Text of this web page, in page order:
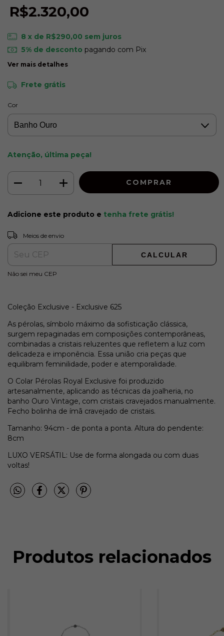
R$2.320,00
8 x de R$290,00 sem juros
5% de desconto pagando com Pix
Ver mais detalhes
Frete grátis
Cor
Atenção, última peça!
Adicione este produto e tenha frete grátis!
Entregas para o CEP:
Meios de envio
CALCULAR
Não sei meu CEP
Coleção Exclusive - Exclusive 625
As pérolas, símbolo máximo da sofisticação clássica,
surgem repaginadas em composições contemporâneas,
combinadas a cristais reluzentes que refletem a luz com
delicadeza e imponência. Essa união cria peças que
equilibram feminilidade, poder e atemporalidade.
O Colar Pérolas Royal Exclusive foi produzido
artesanalmente, aplicando as técnicas da joalheria, no
banho Ouro Vintage, com cristais cravejados manualmente.
Fecho bolinha de ímã cravejado de cristais.
Tamanho: 94cm - de ponta a ponta. Altura do pendente:
8cm
LUXO VERSÁTIL: Use de forma alongada ou com duas
voltas!
Produtos relacionados